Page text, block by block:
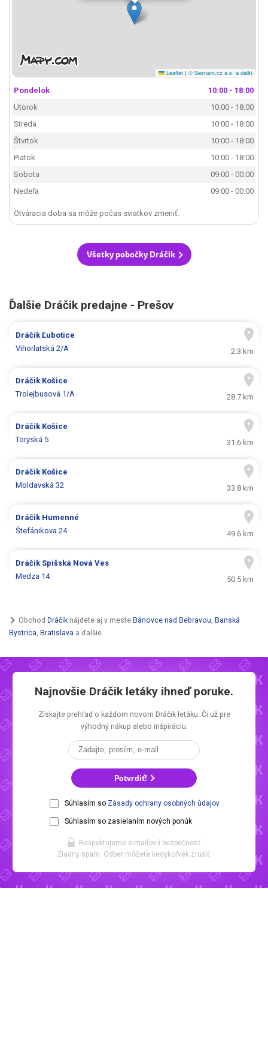
Leaflet | © Seznam.cz a.s. a další
Pondelok
10:00 - 18:00
Utorok
10:00 - 18:00
Streda
10:00 - 18:00
Štvrtok
10:00 - 18:00
Piatok
10:00 - 18:00
Sobota
09:00 - 00:00
Nedeľa
09:00 - 00:00
Otváracia doba sa môže počas sviatkov zmeniť.
Všetky pobočky Dráčik
Ďalšie Dráčik predajne - Prešov
DráčikĽubotice
Vihorlatská 2/A
2.3 km
Dráčik Košice
Trolejbusová 1/A
28.7 km
Dráčik Košice
Toryská 5
31.6 km
Dráčik Košice
Moldavská 32
33.8 km
Dráčik Humenné
Štefánikova 24
49.6 km
Dráčik Spišská Nová Ves
Medza 14
50.5 km
Obchod Dráčik nájdete aj v meste Bánovce nad Bebravou, Banská
Bystrica Bratislava a ďalšie.
Najnovšie Dráčik letáky ihneď poruke.
Získajte prehľad o každom novom Dráčik letáku. Či už pre
výhodný nákup alebo inšpiráciu.
Potvrdiť!
Súhlasím so Zásady ochrany osobných údajov
Súhlasím so zasielaním nových ponúk
Rešpektujeme e-mailovú bezpečnosť.
Žiadny spam. Odber môžete kedykoľvek zrušiť.